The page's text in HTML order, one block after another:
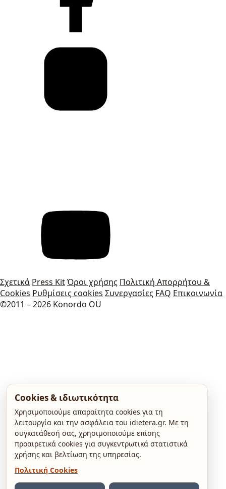
Σχετικά Press KitΌροι χρήσης Πολιτική Απορρήτου &
Cookies Ρυθμίσεις cookies Συνεργασίες FAQ Επικοινωνία
©2011 – 2026 Konordo OÜ
Cookies & ιδιωτικότητα
Χρησιμοποιούμε απαραίτητα cookies για τη
λειτουργία και την ασφάλεια του idietera.gr. Με τη
συγκατάθεσή σας, χρησιμοποιούμε επίσης
προαιρετικά cookies για συγκεντρωτικά στατιστικά
χρήσης και βελτίωση της υπηρεσίας.
Πολιτική Cookies